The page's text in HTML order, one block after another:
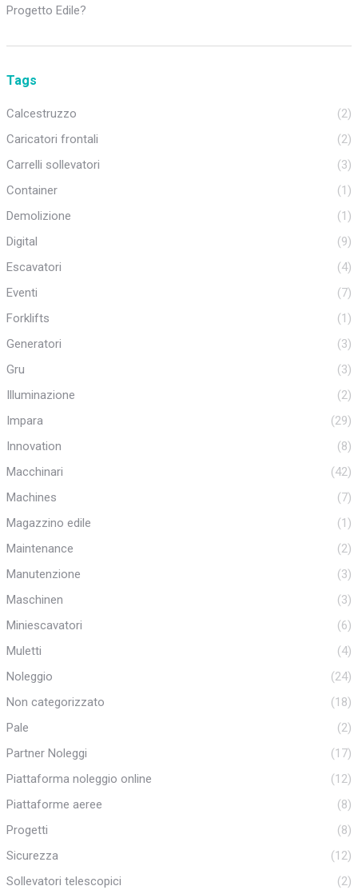
Progetto Edile?
Tags
Calcestruzzo
(2)
Caricatori frontali
(2)
Carrelli sollevatori
(3)
Container
(1)
Demolizione
(1)
Digital
(9)
Escavatori
(4)
Eventi
(7)
Forklifts
(1)
Generatori
(3)
Gru
(3)
Illuminazione
(2)
Impara
(29)
Innovation
(8)
Macchinari
(42)
Machines
(7)
Magazzino edile
(1)
Maintenance
(2)
Manutenzione
(3)
Maschinen
(3)
Miniescavatori
(6)
Muletti
(4)
Noleggio
(24)
Non categorizzato
(18)
Pale
(2)
Partner Noleggi
(17)
Piattaforma noleggio online
(12)
Piattaforme aeree
(8)
Progetti
(8)
Sicurezza
(12)
Sollevatori telescopici
(2)